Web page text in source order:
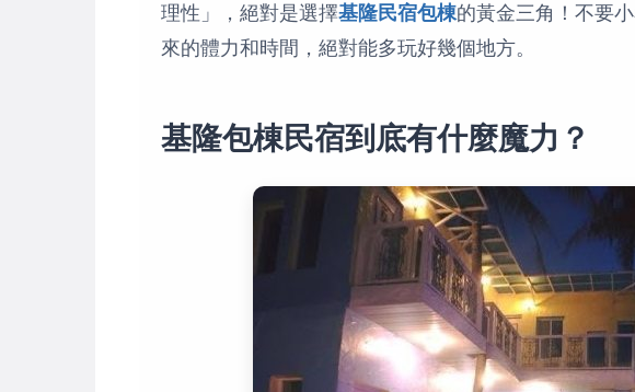
理性」，絕對是選擇基隆民宿包棟的黃金三角！不要
來的體力和時間，絕對能多玩好幾個地方。
基隆包棟民宿到底有什麼魔力？